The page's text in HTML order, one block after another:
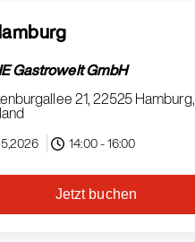
Gastrowelt GmbH
21, 22525 Hamburg,
14:00 - 16:00
Jetzt buchen